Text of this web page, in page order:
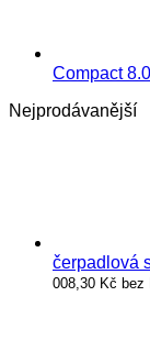
Compact
Nejprodávanější
čerpadlová
008,30 Kč bez